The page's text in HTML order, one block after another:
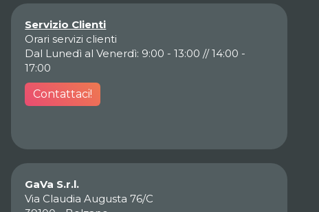
Servizio Clienti
Orari servizi clienti
Dal Lunedì al Venerdì: 9:00 - 13:00 // 14:00 -
17:00
Contattaci!
GaVa S.r.l.
Via Claudia Augusta 76/C